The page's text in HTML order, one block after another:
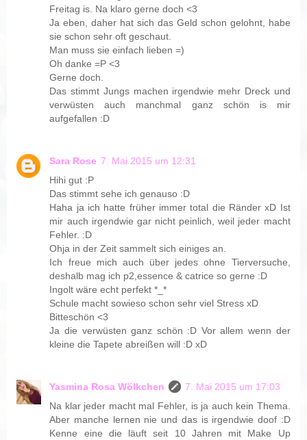
Freitag is. Na klaro gerne doch <3
Ja eben, daher hat sich das Geld schon gelohnt, habe
sie schon sehr oft geschaut.
Man muss sie einfach lieben =)
Oh danke =P <3
Gerne doch.
Das stimmt Jungs machen irgendwie mehr Dreck und
verwüsten auch manchmal ganz schön is mir
aufgefallen :D
Sara Rose 7. Mai 2015 um 12:31
Hihi gut :P
Das stimmt sehe ich genauso :D
Haha ja ich hatte früher immer total die Ränder xD Ist
mir auch irgendwie gar nicht peinlich, weil jeder macht
Fehler. :D
Ohja in der Zeit sammelt sich einiges an.
Ich freue mich auch über jedes ohne Tierversuche,
deshalb mag ich p2,essence & catrice so gerne :D
Ingolt wäre echt perfekt *_*
Schule macht sowieso schon sehr viel Stress xD
Bitteschön <3
Ja die verwüsten ganz schön :D Vor allem wenn der
kleine die Tapete abreißen will :D xD
Yasmina Rosa Wölkchen
7. Mai 2015 um 17:03
Na klar jeder macht mal Fehler, is ja auch kein Thema.
Aber manche lernen nie und das is irgendwie doof :D
Kenne eine die läuft seit 10 Jahren mit Make Up